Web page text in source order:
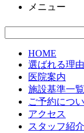
メニュー
HOME
選ばれる理由
医院案内
施設基準一覧
ご予約につ
アクセス
スタッフ紹介